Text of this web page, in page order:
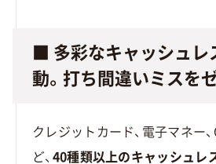
■ 多彩なキャッシュレ
動。打ち間違いミスを
クレジットカード、電子マネー
ど、 40種類以上のキャッシュレ